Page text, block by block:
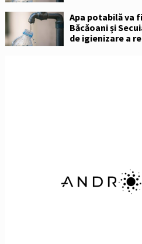
Apa potabilă va
Băcăoani și
de igienizare a